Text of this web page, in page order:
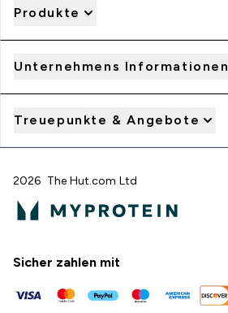
Produkte
Unternehmens Informationen
Treuepunkte & Angebote
2026 The Hut.com Ltd
Sicher zahlen mit